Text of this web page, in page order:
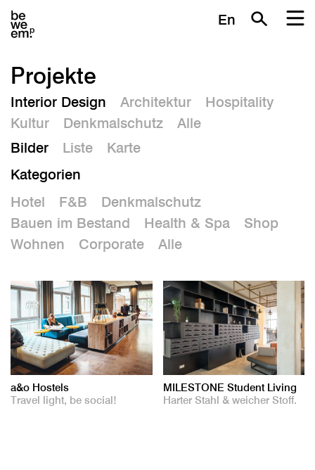
En
Projekte
Interior Design Architektur
Hospitality
Kultur
Denkmalschutz
Alle
Bilder
Liste
Karte
Kategorien
Hotel
F&B
Denkmalschutz
Bauen im Bestand
Health & Spa
Shop
Wohnen
Corporate Alle
a&o Hostels
Travel light, be social!
MILESTONE Student Living
Harter Stahl & weicher Stoff.